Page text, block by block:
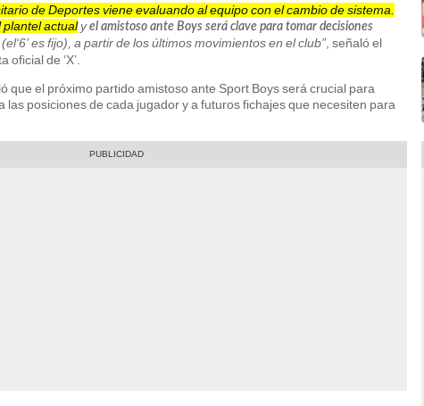
de Deportes viene evaluando al equipo con el cambio de sistema.
plantel actualyel amistoso ante Boys será clave para tomar decisiones
(el‘6’ es fijo), a partir de los últimos movimientos en el club”, señaló el
oficial de ‘X’.
que el próximo partido amistoso ante Sport Boys será crucial para
las posiciones de cada jugador y a futuros fichajes que necesiten para